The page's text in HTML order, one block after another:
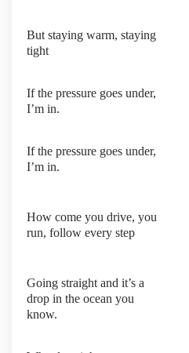
But staying warm, staying
tight
If the pressure goes under,
I’m in.
If the pressure goes under,
I’m in.
How come you drive, you
run, follow every step
Going straight and it’s a
drop in the ocean you
know.